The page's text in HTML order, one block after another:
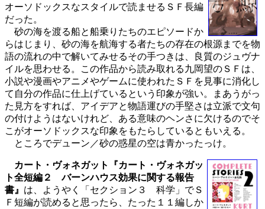
オーソドックスなスタイルで読ませるＳＦ長編
だった。
砂の海を渡る船と船乗りたちのエピソードか
らはじまり、砂の海を航海する者たちの存在の根源までを物
語の流れの中で解いてみせるその手つきは、良質のジュヴナ
イルを思わせる。この作品から読み取れる九岡望のＳＦは、
小説や漫画やアニメやゲームに使われたＳＦを見事に消化し
て自分の作品に仕上げているという印象が強い。まあうがっ
た見方をすれば、アイデアと物語運びの手堅さは立派で文句
の付けようはないけれど、ある意味のヘンさに欠けるのでそ
こがオーソドックスな印象をもたらしているともいえる。
ところでデューン／砂の惑星の空は青かったっけ。
カート・ヴォネガット『カート・ヴォネガッ
ト全短編２ バーンハウス効果に関する報告
書』 は、ようやく「セクション３ 科学」でＳ
Ｆ短編が読めると思ったら、たった１１編しか